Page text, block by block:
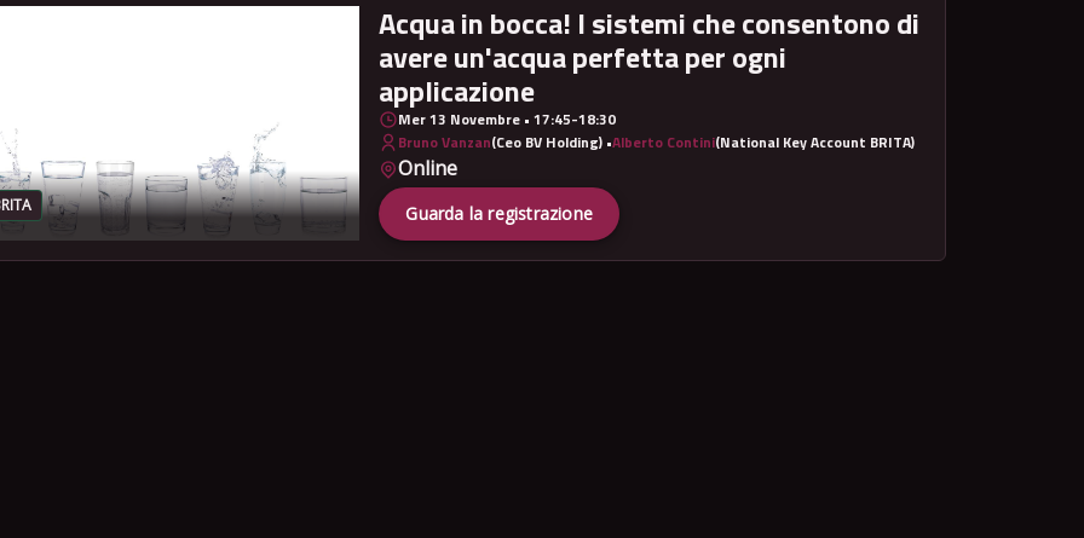
Acqua in bocca! I sistemi che consentono di
avere un'acqua perfetta per ogni
applicazione
Mer 13 Novembre • 17:45-18:30
Bruno Vanzan(Ceo BV Holding) •Alberto Contini(National Key Account BRITA)
Online
Guarda la registrazione